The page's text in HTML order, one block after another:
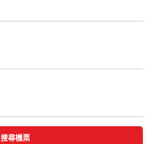
搜尋機票